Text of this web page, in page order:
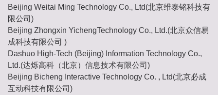
Beijing Weitai Ming Technology Co., Ltd(北京维泰铭科技有
限公司)
Beijing Zhongxin YichengTechnology Co., Ltd.(北京众信易
成科技有限公司 )
Dashuo High-Tech (Beijing) Information Technology Co.,
Ltd.(达烁高科（北京）信息技术有限公司)
Beijing Bicheng Interactive Technology Co. , Ltd(北京必成
互动科技有限公司)